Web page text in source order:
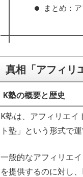
まとめ：
真相「アフィリ
K塾の概要と歴史
K塾は、アフィリエイ
ト塾」という形式で
一般的なアフィリエ
を提供するのに対し